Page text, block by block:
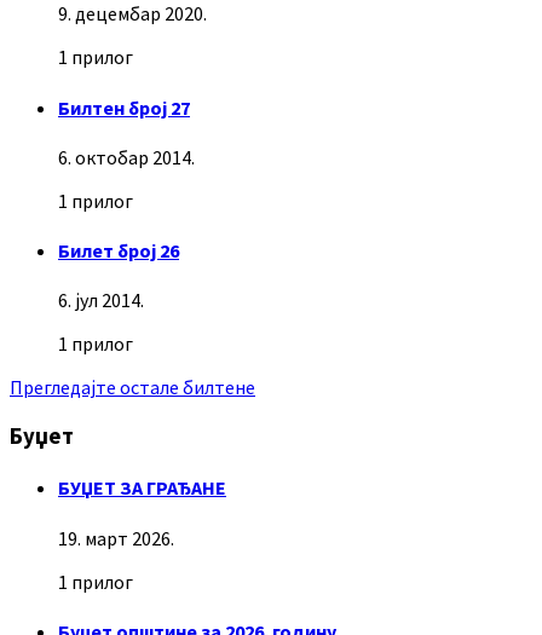
9. децембар 2020.
1 прилог
Билтен број 27
6. октобар 2014.
1 прилог
Билет број 26
6. јул 2014.
1 прилог
Прегледајте остале билтене
Буџет
БУЏЕТ ЗА ГРАЂАНЕ
19. март 2026.
1 прилог